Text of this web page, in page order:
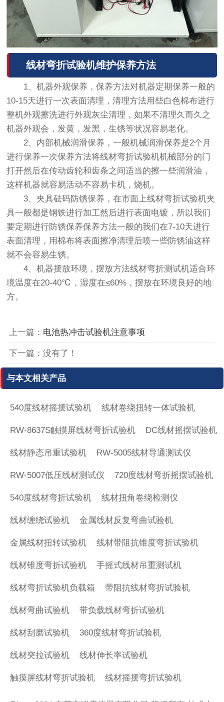
线材弯折试验机维护保养方法
1、机器外观保养，保养方法对机器定期保养一般的
10-15天进行一次表面清理，清理方法用些白色棉布进行
整机外观擦洗进行外观灰尘清理，如果不清理久而久之
机器外观会，发黄，发黑，生锈等状况容易老化。
2、内部机械润滑保养，一般机械润滑保养是2个月
进行保养一次保养方法将线材弯折试验机机械部分的门
打开然后在传动齿轮和齿条之间适当的擦一些润滑油，
这样机器就容易活动不容易卡机，烧机。
3、夹具砝码防锈保养，在市面上线材弯折试验机夹
具一般都是钢铁进行加工然后进行表面电镀，所以我们
要定期进行防锈保养保养方法一般的我们在7-10天进行
表面清理，用棉布将表面擦净清理后喷一些防锈油这样
就不会容易生锈。
4、机器摆放环境，摆放方法线材弯折测试机适合环
境温度在20-40℃，湿度在≤60%，摆放在环境良好的地
方。
上一篇： 电池热冲击试验机注意事项
下一篇：没有了！
与本文相关产品
540度线材摇摆试验机 线材卷绕扭转一体试验机
RW-8637S触摸屏线材弯折试验机 DC线材摇摆试验机
线材静态吊重试验机 RW-5005线材导通测试仪
RW-5007低压线材测试仪 720度线材弯折摇摆试验机
540度线材弯折试验机 线材扭角卷绕检测仪
线材缠绕试验机 金属线材反复弯曲试验机
金属线材扭转试验机 线材带阻抗锥度弯折试验机
线材锥度弯折试验机 手摇式线材吊重测试机
线材弯折试验机负载箱 带阻抗线材弯折试验机
线材弯曲试验机 带负载线材弯折试验机
线材刮磨试验机 360度线材弯折试验机
线材突拉试验机 线材伸长率试验机
触摸屏线材弯折试验机 线材摇摆弯折试验机